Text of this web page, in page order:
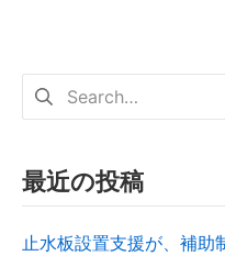
最近の投稿
止水板設置支援が、補助